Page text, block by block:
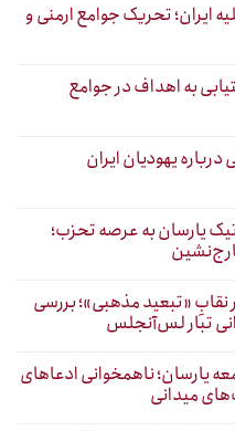
ایران؛ تحریک جوامع ارمنی و
به اهداف در جوامع
یهودیان ایران
یارسان به عرصه تحزب؛
نقابِ «تبعید مذهبی»؛ بررسی
تبار لس‌آنجلس
یارسان؛ ناهمخوانی ادعاهای
میدانی